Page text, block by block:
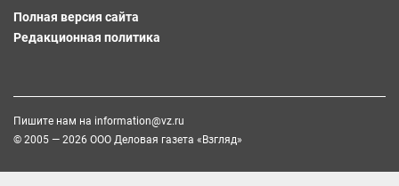
Полная версия сайта
Редакционная политика
Пишите нам на information@vz.ru
© 2005 — 2026 ООО Деловая газета «Взгляд»